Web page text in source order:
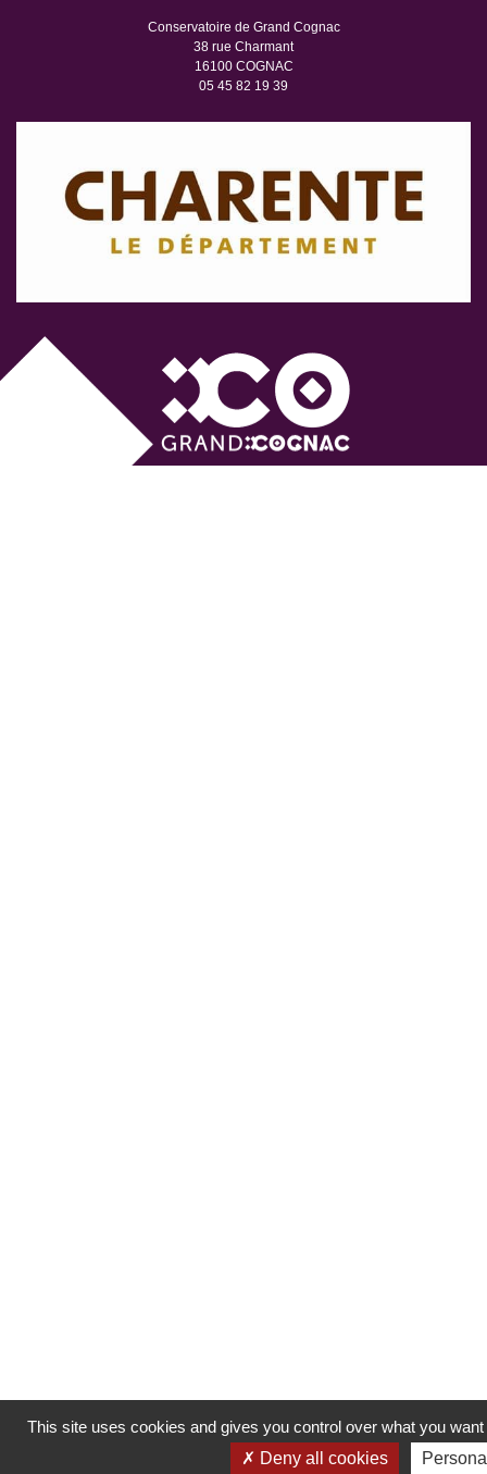
Conservatoire de Grand Cognac
38 rue Charmant
16100 COGNAC
05 45 82 19 39
This site uses cookies and gives you control over what you
Deny all cookies